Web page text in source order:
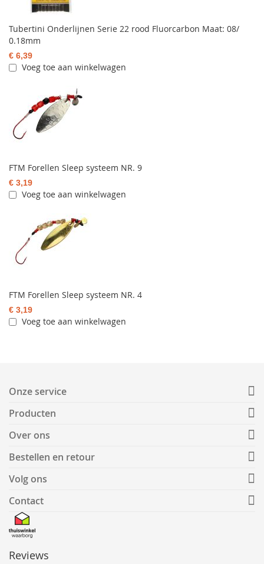
Tubertini Onderlijnen Serie 22 rood Fluorcarbon Maat: 08/
0.18mm
€ 6,39
Voeg toe aan winkelwagen
FTM Forellen Sleep systeem NR. 9
€ 3,19
Voeg toe aan winkelwagen
FTM Forellen Sleep systeem NR. 4
€ 3,19
Voeg toe aan winkelwagen
Onze service
Producten
Over ons
Bestellen en retour
Volg ons
Contact
Reviews